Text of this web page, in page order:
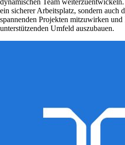
dynamischen Team
ein sicherer Arbeitsplatz, sondern auch
spannenden Projekten mitzuwirken
unterstützenden Umfeld auszubauen.